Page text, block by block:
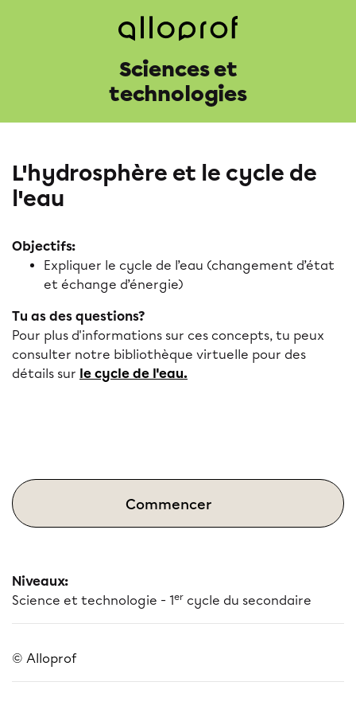
Sciences et
technologies
L'hydrosphère et le cycle de
l'eau
Objectifs:
Expliquer le cycle de l’eau (changement d’état
et échange d’énergie)
Tu as des questions?
Pour plus d'informations sur ces concepts, tu peux
consulter notre bibliothèque virtuelle pour des
détails sur le cycle de l'eau.
Commencer
Niveaux:
Science et technologie - 1er cycle du secondaire
© Alloprof